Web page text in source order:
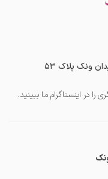
ونک پلاک ۵۳
در اینستاگرام ما ببینید.